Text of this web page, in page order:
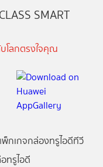
SMART
โลกตรงใจคุณ
พ็กเกจกล่องทรูไอดีทีวี
ทรูไอดี